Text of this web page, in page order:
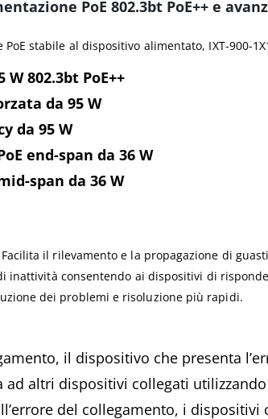
PoE 802.3bt PoE++ e
stabile al dispositivo alimentato, IXT-900-
802.3bt PoE++
da 95 W
da 95 W
end-span da 36 W
span da 36 W
il rilevamento e la propagazione di
inattività consentendo ai dispositivi di
dei problemi e risoluzione più rapidi.
il dispositivo che presenta
altri dispositivi collegati
del collegamento, i dispositivi